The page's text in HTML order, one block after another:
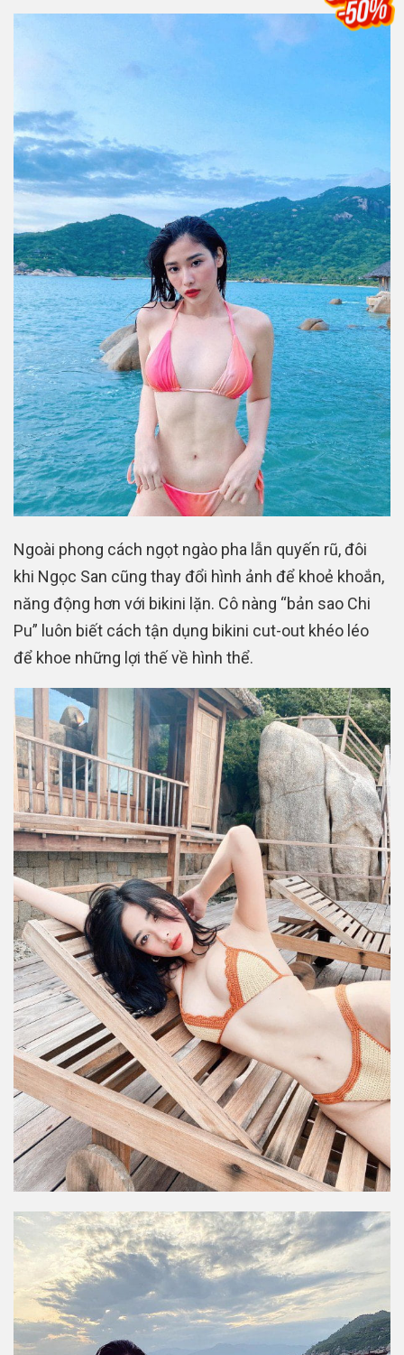
Ngoài phong cách ngọt ngào pha lẫn quyến rũ, đôi
khi Ngọc San cũng thay đổi hình ảnh để khoẻ khoắn,
năng động hơn với bikini lặn. Cô nàng “bản sao Chi
Pu” luôn biết cách tận dụng bikini cut-out khéo léo
để khoe những lợi thế về hình thể.